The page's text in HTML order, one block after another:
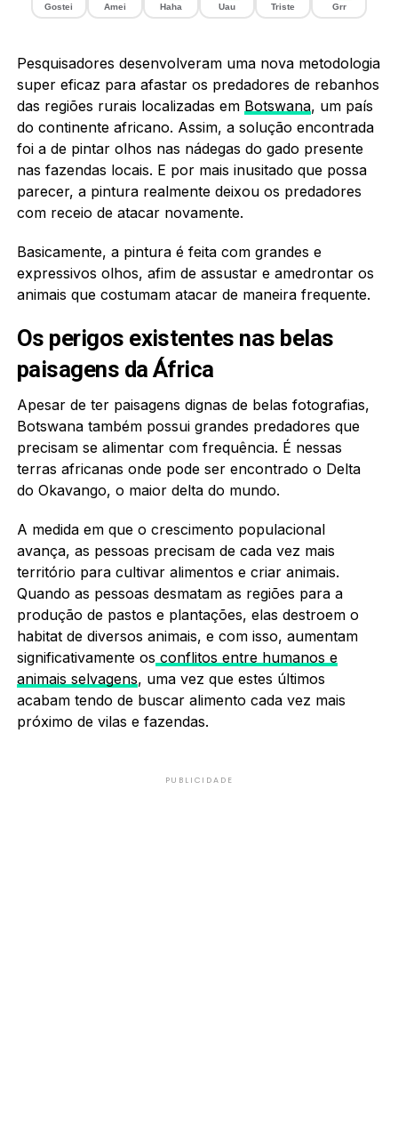
Gostei Amei Haha Uau Triste Grr
Pesquisadores desenvolveram uma nova metodologia
super eficaz para afastar os predadores de rebanhos
das regiões rurais localizadas em Botswana, um país
do continente africano. Assim, a solução encontrada
foi a de pintar olhos nas nádegas do gado presente
nas fazendas locais. E por mais inusitado que possa
parecer, a pintura realmente deixou os predadores
com receio de atacar novamente.
Basicamente, a pintura é feita com grandes e
expressivos olhos, afim de assustar e amedrontar os
animais que costumam atacar de maneira frequente.
Os perigos existentes nas belas
paisagens da África
Apesar de ter paisagens dignas de belas fotografias,
Botswana também possui grandes predadores que
precisam se alimentar com frequência. É nessas
terras africanas onde pode ser encontrado o Delta
do Okavango, o maior delta do mundo.
A medida em que o crescimento populacional
avança, as pessoas precisam de cada vez mais
território para cultivar alimentos e criar animais.
Quando as pessoas desmatam as regiões para a
produção de pastos e plantações, elas destroem o
habitat de diversos animais, e com isso, aumentam
significativamente os conflitos entre humanos e
animais selvagens, uma vez que estes últimos
acabam tendo de buscar alimento cada vez mais
próximo de vilas e fazendas.
PUBLICIDADE